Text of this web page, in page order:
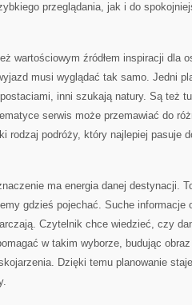
przeglądania, jak i do
wartościowym źródłem inspiracji dla
musi wyglądać tak samo. Jedni
inni szukają natury. Są też
serwis może przemawiać do
rodzaj podróży, który najlepiej pasuje
ma energia danej destynacji.
gdzieś pojechać. Suche informacje
Czytelnik chce wiedzieć, czy
w takim wyborze, budując
Dzięki temu planowanie